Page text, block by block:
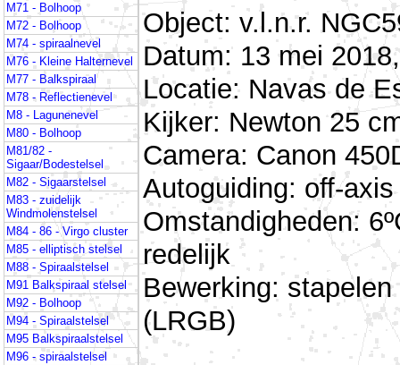
M71 - Bolhoop
M72 - Bolhoop
M74 - spiraalnevel
M76 - Kleine Halternevel
M77 - Balkspiraal
M78 - Reflectienevel
M8 - Lagunenevel
M80 - Bolhoop
M81/82 -
Sigaar/Bodestelsel
M82 - Sigaarstelsel
M83 - zuidelijk
Windmolenstelsel
M84 - 86 - Virgo cluster
M85 - elliptisch stelsel
M88 - Spiraalstelsel
M91 Balkspiraal stelsel
M92 - Bolhoop
M94 - Spiraalstelsel
M95 Balkspiraalstelsel
M96 - spiraalstelsel
Object: v.l.n.r.
Datum: 13 mei
Locatie: Navas de
Kijker: Newton 25
Camera: Canon
Autoguiding: off-
Omstandigheden:
redelijk
Bewerking:
(LRGB)